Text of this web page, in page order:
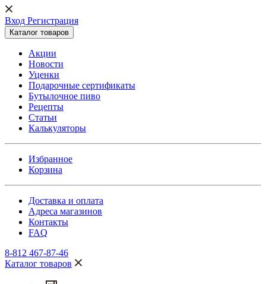
Вход Регистрация
Каталог товаров
Акции
Новости
Уценки
Подарочные сертификаты
Бутылочное пиво
Рецепты
Статьи
Калькуляторы
Избранное
Корзина
Доставка и оплата
Адреса магазинов
Контакты
FAQ
8-812 467-87-46
Каталог товаров